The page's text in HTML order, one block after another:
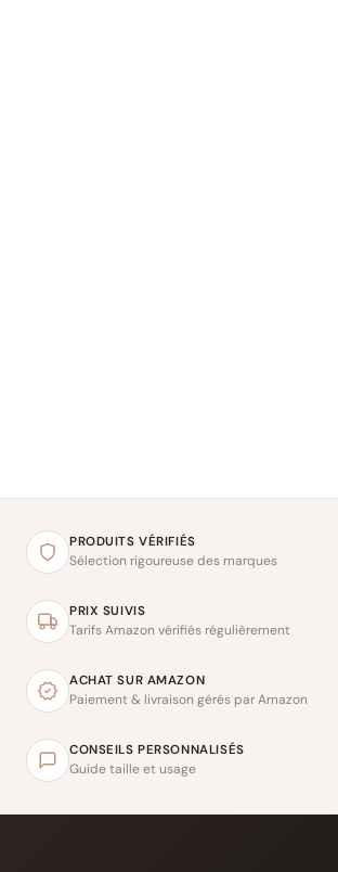
PRODUITS VÉRIFIÉS
Sélection rigoureuse des marques
PRIX SUIVIS
Tarifs Amazon vérifiés régulièrement
ACHAT SUR AMAZON
Paiement & livraison gérés par Amazon
CONSEILS PERSONNALISÉS
Guide taille et usage